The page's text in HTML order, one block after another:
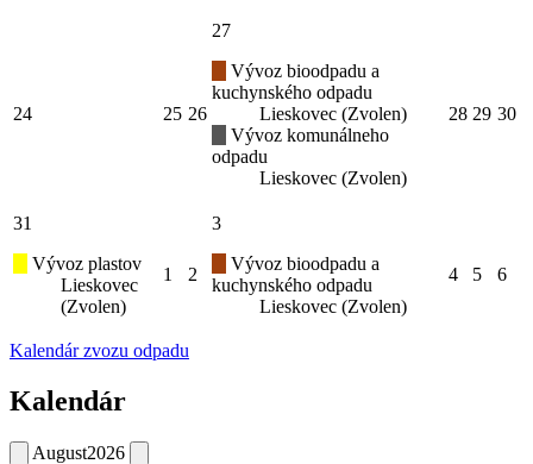
24 25 26
27
Vývoz bioodpadu a
kuchynského odpadu
Lieskovec (Zvolen)
Vývoz komunálneho
odpadu
Lieskovec (Zvolen)
28 29 30
31
Vývoz plastov
Lieskovec
(Zvolen)
1 2
3
Vývoz bioodpadu a
kuchynského odpadu
Lieskovec (Zvolen)
4 5 6
Kalendár zvozu odpadu
Kalendár
August2026